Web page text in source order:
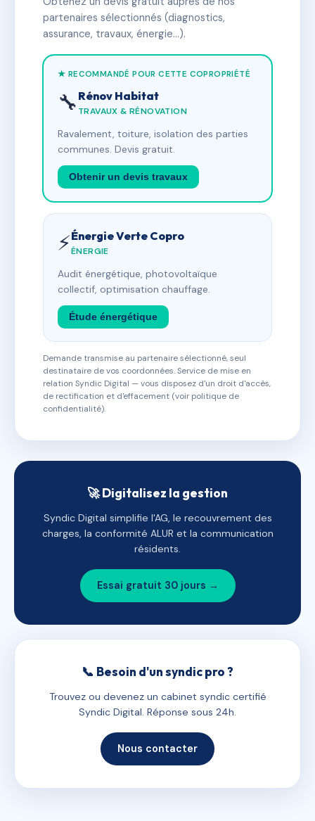
partenaires sélectionnés (diagnostics,
assurance, travaux, énergie…).
★ RECOMMANDÉ POUR CETTE COPROPRIÉTÉ
🔧 Rénov Habitat
TRAVAUX & RÉNOVATION
Ravalement, toiture, isolation des parties
communes. Devis gratuit.
Obtenir un devis travaux
⚡Énergie Verte Copro
ÉNERGIE
Audit énergétique, photovoltaïque
collectif, optimisation chauffage.
Étude énergétique
Demande transmise au partenaire sélectionné, seul
destinataire de vos coordonnées. Service de mise en
relation Syndic Digital — vous disposez d'un droit d'accès,
de rectification et d'effacement (voir politique de
confidentialité).
🚀 Digitalisez la gestion
Syndic Digital simplifie l'AG, le recouvrement des
charges, la conformité ALUR et la communication
résidents.
Essai gratuit 30 jours →
📞 Besoin d'un syndic pro ?
Trouvez ou devenez un cabinet syndic certifié
Syndic Digital. Réponse sous 24h.
Nous contacter